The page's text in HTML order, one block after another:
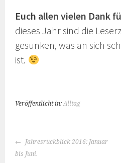
Euch allen vielen Dank
dieses Jahr sind die
gesunken, was an sich
ist.
Veröffentlicht in:Alltag
BEITRAGS-
NAVIGATION
Jahresrückblick 2016: Januar
bis Juni.